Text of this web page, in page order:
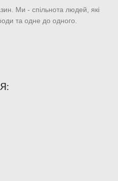
Ми - спільнота людей, які
та одне до одного.